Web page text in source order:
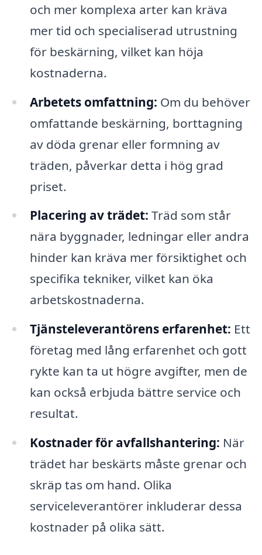
och mer komplexa arter kan kräva
mer tid och specialiserad utrustning
för beskärning, vilket kan höja
kostnaderna.
Arbetets omfattning: Om du behöver
omfattande beskärning, borttagning
av döda grenar eller formning av
träden, påverkar detta i hög grad
priset.
Placering av trädet: Träd som står
nära byggnader, ledningar eller andra
hinder kan kräva mer försiktighet och
specifika tekniker, vilket kan öka
arbetskostnaderna.
Tjänsteleverantörens erfarenhet: Ett
företag med lång erfarenhet och gott
rykte kan ta ut högre avgifter, men de
kan också erbjuda bättre service och
resultat.
Kostnader för avfallshantering: När
trädet har beskärts måste grenar och
skräp tas om hand. Olika
serviceleverantörer inkluderar dessa
kostnader på olika sätt.